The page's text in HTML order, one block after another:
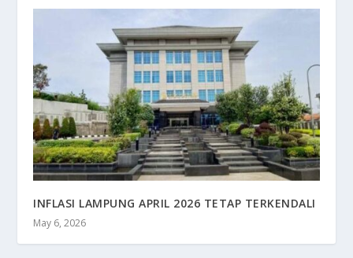
INFLASI LAMPUNG APRIL 2026 TETAP TERKENDALI
May 6, 2026